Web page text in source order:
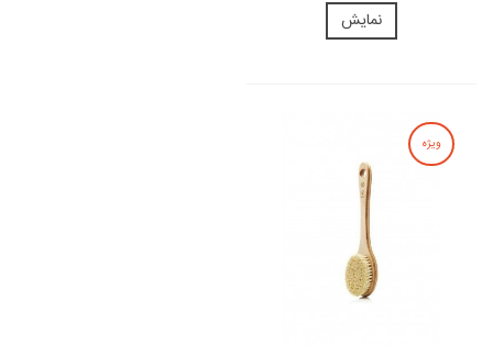
نمایش
ویژه